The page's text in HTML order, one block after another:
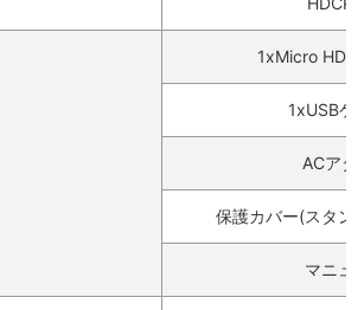
1xMicro
1xUSBケ
ACアダ
保護カバー(スタン
マニュ